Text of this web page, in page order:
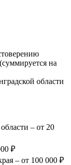
на
области
– от 20
₽
– от 100 000 ₽